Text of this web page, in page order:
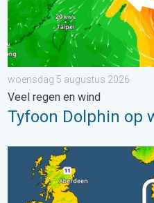
woensdag 5 augustus 2026
Veel regen en wind
Tyfoon Dolphin op
Er komen koelere nachten